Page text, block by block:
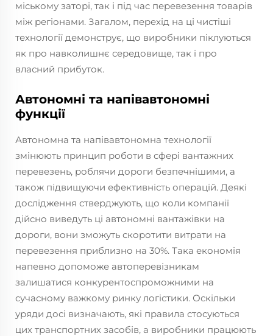
міському заторі, так і під час перевезення товарів
між регіонами. Загалом, перехід на ці чистіші
технології демонструє, що виробники піклуються
як про навколишнє середовище, так і про
власний прибуток.
Автономні та напівавтономні
функції
Автономна та напівавтономна технології
змінюють принцип роботи в сфері вантажних
перевезень, роблячи дороги безпечнішими, а
також підвищуючи ефективність операцій. Деякі
дослідження стверджують, що коли компанії
дійсно виведуть ці автономні вантажівки на
дороги, вони зможуть скоротити витрати на
перевезення приблизно на 30%. Така економія
напевно допоможе автоперевізникам
залишатися конкурентоспроможними на
сучасному важкому ринку логістики. Оскільки
уряди досі визначають, які правила стосуються
цих транспортних засобів, а виробники працюють